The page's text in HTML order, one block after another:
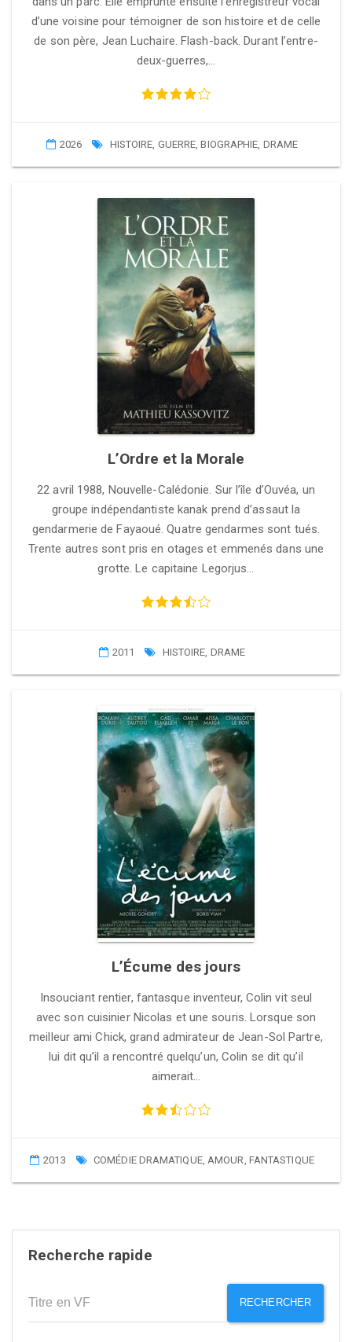
d’une voisine pour témoigner de son histoire et de celle
de son père, Jean Luchaire. Flash-back. Durant l’entre-
deux-guerres,…
2026 HISTOIRE, GUERRE,BIOGRAPHIE, DRAME
L’Ordre et la Morale
22 avril 1988, Nouvelle-Calédonie. Sur l’île d’Ouvéa, un
groupe indépendantiste kanak prend d’assaut la
gendarmerie de Fayaoué. Quatre gendarmes sont tués.
Trente autres sont pris en otages et emmenés dans une
grotte. Le capitaine Legorjus…
2011 HISTOIRE, DRAME
L’Écume des jours
Insouciant rentier, fantasque inventeur, Colin vit seul
avec son cuisinier Nicolas et une souris. Lorsque son
meilleur ami Chick, grand admirateur de Jean-Sol Partre,
lui dit qu’il a rencontré quelqu’un, Colin se dit qu’il
aimerait…
2013 COMÉDIE DRAMATIQUE,AMOUR, FANTASTIQUE
Recherche rapide
RECHERCHER